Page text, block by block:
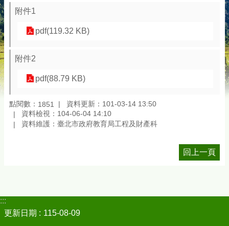
附件1
pdf(119.32 KB)
附件2
pdf(88.79 KB)
點閱數： 1851
資料更新：101-03-14 13:50
資料檢視：104-06-04 14:10
資料維護：臺北市政府教育局工程及財產科
回上一頁
:::
更新日期
115-08-09